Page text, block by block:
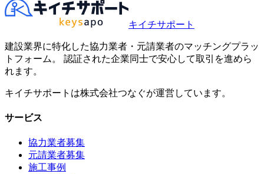
キイチサポート
建設業界に特化した協力業者・元請業者のマッチングプラッ
トフォーム。 認証された企業同士で安心して取引を進めら
れます。
キイチサポートは株式会社つなぐが運営しています。
サービス
協力業者募集
元請業者募集
施工事例